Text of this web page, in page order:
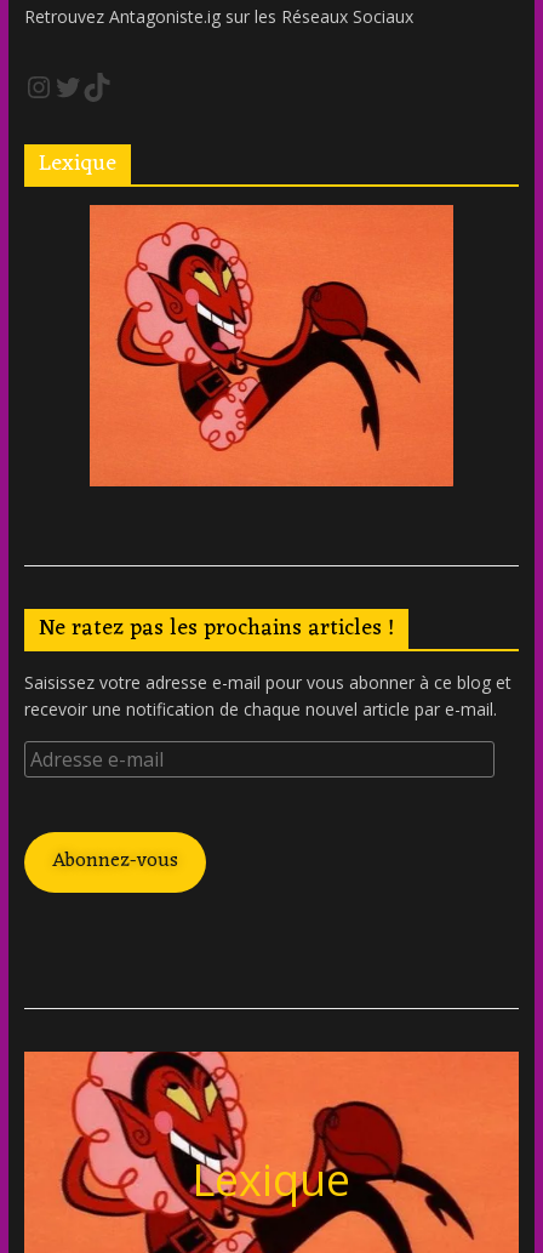
Retrouvez Antagoniste.ig sur les Réseaux Sociaux
Lexique
Ne ratez pas les prochains articles !
Saisissez votre adresse e-mail pour vous abonner à ce blog et
recevoir une notification de chaque nouvel article par e-mail.
Abonnez-vous
Lexique